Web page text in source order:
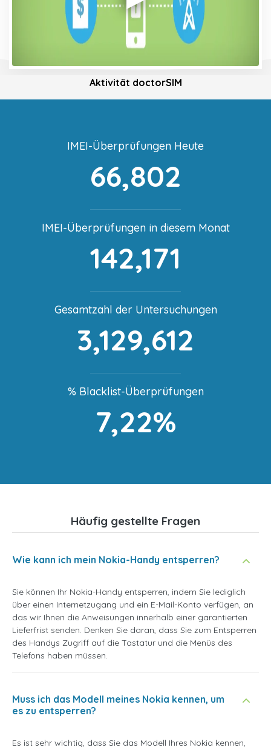
Aktivität doctorSIM
IMEI-Überprüfungen Heute
66,802
IMEI-Überprüfungen in diesem Monat
142,171
Gesamtzahl der Untersuchungen
3,129,612
% Blacklist-Überprüfungen
7,22%
Häufig gestellte Fragen
Wie kann ich mein Nokia-Handy entsperren?
Sie können Ihr Nokia-Handy entsperren, indem Sie lediglich
über einen Internetzugang und ein E-Mail-Konto verfügen, an
das wir Ihnen die Anweisungen innerhalb einer garantierten
Lieferfrist senden. Denken Sie daran, dass Sie zum Entsperren
des Handys Zugriff auf die Tastatur und die Menüs des
Telefons haben müssen.
Muss ich das Modell meines Nokia kennen, um
es zu entsperren?
Es ist sehr wichtig, dass Sie das Modell Ihres Nokia kennen,